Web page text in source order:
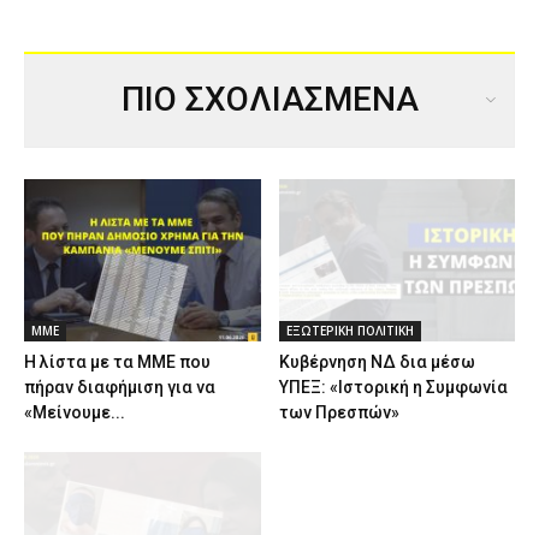
ΠΙΟ ΣΧΟΛΙΑΣΜΕΝΑ
ΜΜΕ
Η λίστα με τα ΜΜΕ που
πήραν διαφήμιση για να
«Μείνουμε...
ΕΞΩΤΕΡΙΚΗ ΠΟΛΙΤΙΚΗ
Κυβέρνηση ΝΔ δια μέσω
ΥΠΕΞ: «Ιστορική η Συμφωνία
των Πρεσπών»